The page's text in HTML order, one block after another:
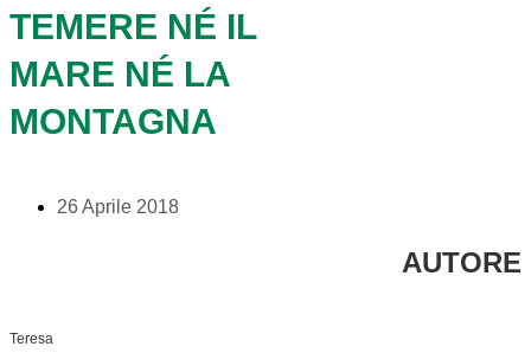
TEMERE NÉ IL
MARE NÉ LA
MONTAGNA
26 Aprile 2018
AUTORE
Teresa